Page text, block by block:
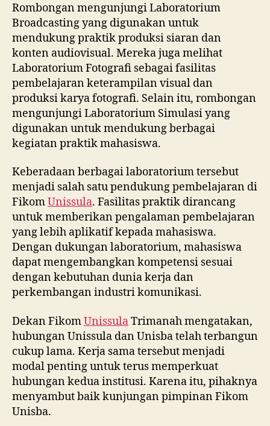
Rombongan mengunjungi Laboratorium
Broadcasting yang digunakan untuk
mendukung praktik produksi siaran dan
konten audiovisual. Mereka juga melihat
Laboratorium Fotografi sebagai fasilitas
pembelajaran keterampilan visual dan
produksi karya fotografi. Selain itu, rombongan
mengunjungi Laboratorium Simulasi yang
digunakan untuk mendukung berbagai
kegiatan praktik mahasiswa.
Keberadaan berbagai laboratorium tersebut
menjadi salah satu pendukung pembelajaran di
FikomUnissula. Fasilitas praktik dirancang
untuk memberikan pengalaman pembelajaran
yang lebih aplikatif kepada mahasiswa.
Dengan dukungan laboratorium, mahasiswa
dapat mengembangkan kompetensi sesuai
dengan kebutuhan dunia kerja dan
perkembangan industri komunikasi.
Dekan FikomUnissulaTrimanah mengatakan,
hubungan Unissula dan Unisba telah terbangun
cukup lama. Kerja sama tersebut menjadi
modal penting untuk terus memperkuat
hubungan kedua institusi. Karena itu, pihaknya
menyambut baik kunjungan pimpinan Fikom
Unisba.